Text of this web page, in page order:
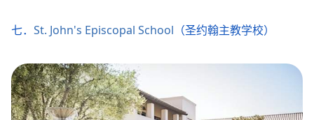
七． St. John's Episcopal School （圣约翰主教学校）